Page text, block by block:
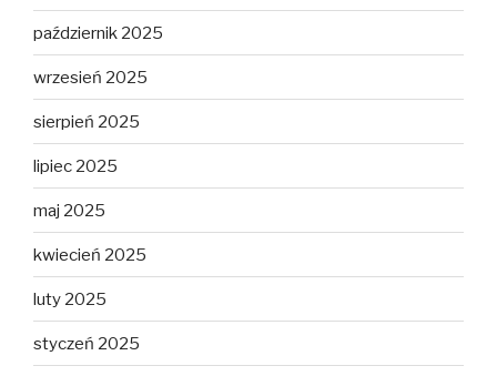
październik 2025
wrzesień 2025
sierpień 2025
lipiec 2025
maj 2025
kwiecień 2025
luty 2025
styczeń 2025